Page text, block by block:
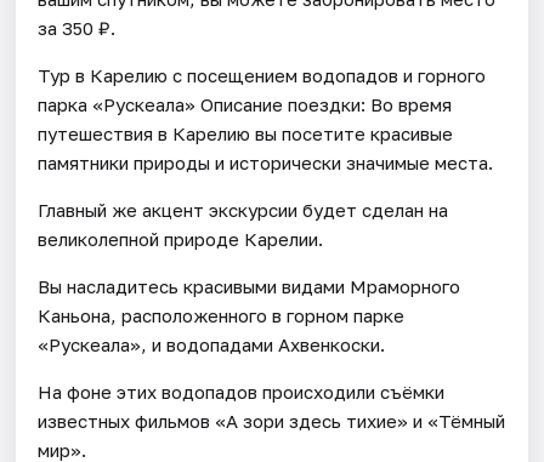
за 350 ₽.
Тур в Карелию с посещением водопадов и горного
парка «Рускеала» Описание поездки: Во время
путешествия в Карелию вы посетите красивые
памятники природы и исторически значимые места.
Главный же акцент экскурсии будет сделан на
великолепной природе Карелии.
Вы насладитесь красивыми видами Мраморного
Каньона, расположенного в горном парке
«Рускеала», и водопадами Ахвенкоски.
На фоне этих водопадов происходили съёмки
известных фильмов «А зори здесь тихие» и «Тёмный
мир».